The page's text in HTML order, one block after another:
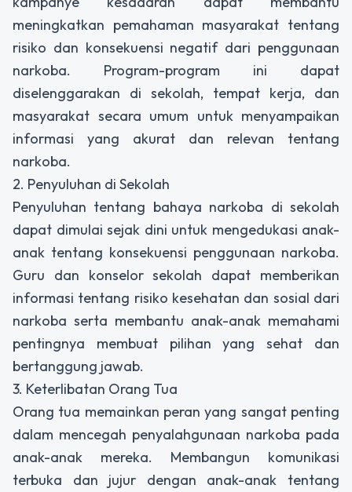
meningkatkan pemahaman masyarakat tentang
risiko dan konsekuensi negatif dari penggunaan
narkoba. Program-program ini dapat
diselenggarakan di sekolah, tempat kerja, dan
masyarakat secara umum untuk menyampaikan
informasi yang akurat dan relevan tentang
narkoba.
2. Penyuluhan di Sekolah
Penyuluhan tentang bahaya narkoba di sekolah
dapat dimulai sejak dini untuk mengedukasi anak-
anak tentang konsekuensi penggunaan narkoba.
Guru dan konselor sekolah dapat memberikan
informasi tentang risiko kesehatan dan sosial dari
narkoba serta membantu anak-anak memahami
pentingnya membuat pilihan yang sehat dan
bertanggung jawab.
3. Keterlibatan Orang Tua
Orang tua memainkan peran yang sangat penting
dalam mencegah penyalahgunaan narkoba pada
anak-anak mereka. Membangun komunikasi
terbuka dan jujur dengan anak-anak tentang